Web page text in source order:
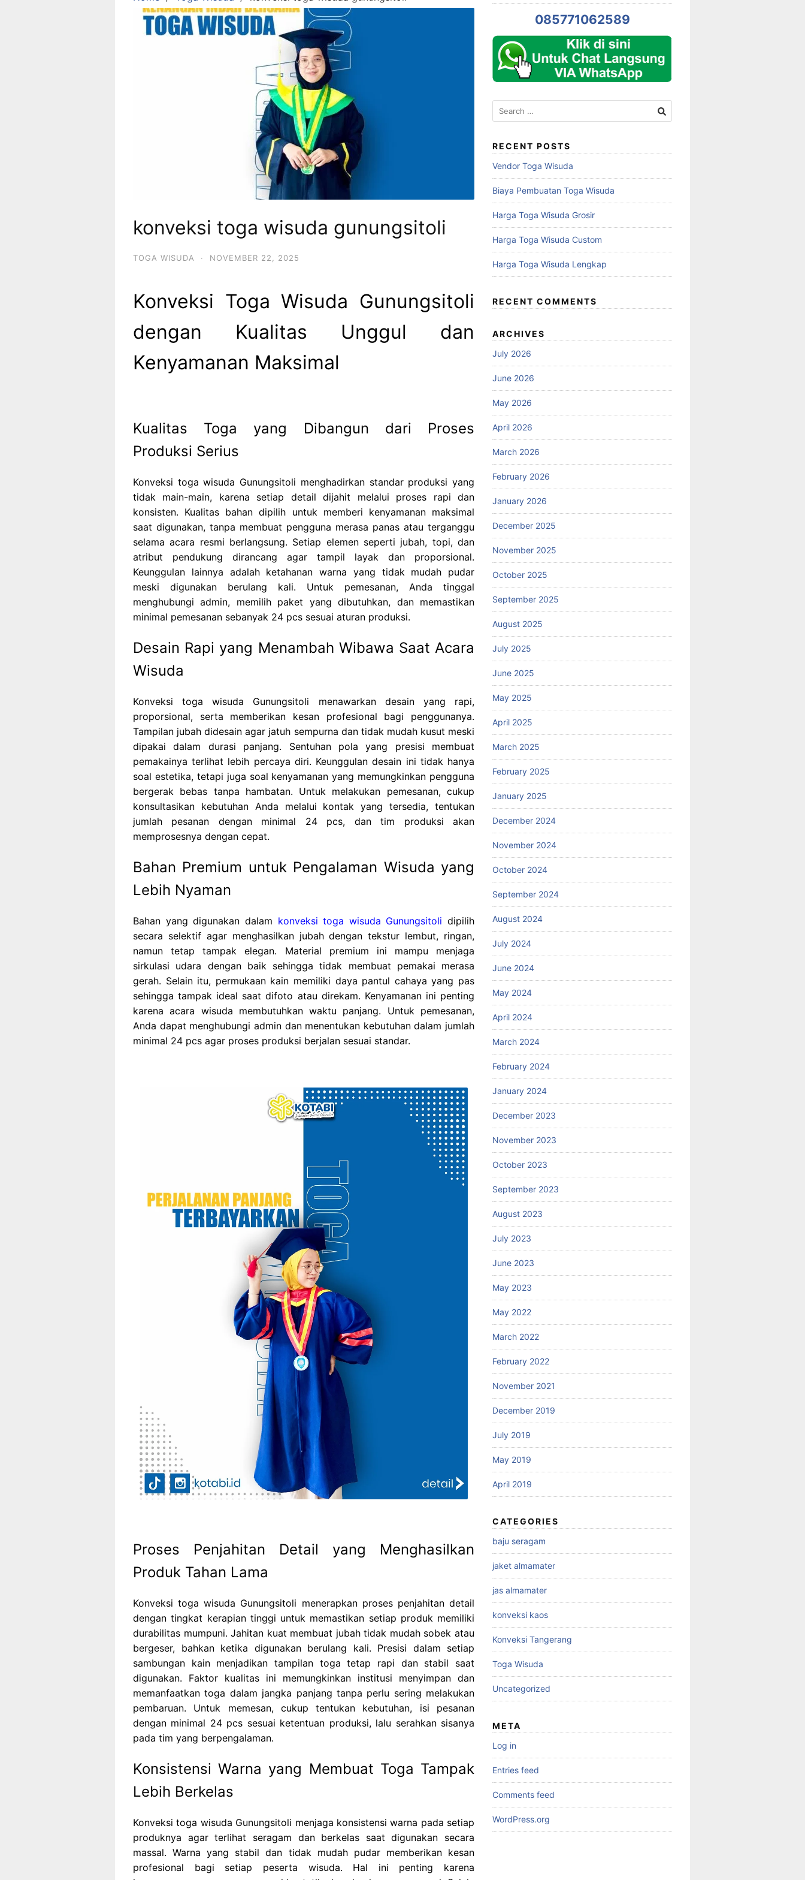
konveksi toga wisuda gunungsitoli
TOGA WISUDA · NOVEMBER 22, 2025
Konveksi Toga Wisuda Gunungsitoli
dengan Kualitas Unggul dan
Kenyamanan Maksimal
Kualitas Toga yang Dibangun dari Proses
Produksi Serius
Konveksi toga wisuda Gunungsitoli menghadirkan standar produksi yang
tidak main-main, karena setiap detail dijahit melalui proses rapi dan
konsisten. Kualitas bahan dipilih untuk memberi kenyamanan maksimal
saat digunakan, tanpa membuat pengguna merasa panas atau terganggu
selama acara resmi berlangsung. Setiap elemen seperti jubah, topi, dan
atribut pendukung dirancang agar tampil layak dan proporsional.
Keunggulan lainnya adalah ketahanan warna yang tidak mudah pudar
meski digunakan berulang kali. Untuk pemesanan, Anda tinggal
menghubungi admin, memilih paket yang dibutuhkan, dan memastikan
minimal pemesanan sebanyak 24 pcs sesuai aturan produksi.
Desain Rapi yang Menambah Wibawa Saat Acara
Wisuda
Konveksi toga wisuda Gunungsitoli menawarkan desain yang rapi,
proporsional, serta memberikan kesan profesional bagi penggunanya.
Tampilan jubah didesain agar jatuh sempurna dan tidak mudah kusut meski
dipakai dalam durasi panjang. Sentuhan pola yang presisi membuat
pemakainya terlihat lebih percaya diri. Keunggulan desain ini tidak hanya
soal estetika, tetapi juga soal kenyamanan yang memungkinkan pengguna
bergerak bebas tanpa hambatan. Untuk melakukan pemesanan, cukup
konsultasikan kebutuhan Anda melalui kontak yang tersedia, tentukan
jumlah pesanan dengan minimal 24 pcs, dan tim produksi akan
memprosesnya dengan cepat.
Bahan Premium untuk Pengalaman Wisuda yang
Lebih Nyaman
Bahan yang digunakan dalam konveksi toga wisuda Gunungsitoli dipilih
secara selektif agar menghasilkan jubah dengan tekstur lembut, ringan,
namun tetap tampak elegan. Material premium ini mampu menjaga
sirkulasi udara dengan baik sehingga tidak membuat pemakai merasa
gerah. Selain itu, permukaan kain memiliki daya pantul cahaya yang pas
sehingga tampak ideal saat difoto atau direkam. Kenyamanan ini penting
karena acara wisuda membutuhkan waktu panjang. Untuk pemesanan,
Anda dapat menghubungi admin dan menentukan kebutuhan dalam jumlah
minimal 24 pcs agar proses produksi berjalan sesuai standar.
Proses Penjahitan Detail yang Menghasilkan
Produk Tahan Lama
Konveksi toga wisuda Gunungsitoli menerapkan proses penjahitan detail
dengan tingkat kerapian tinggi untuk memastikan setiap produk memiliki
durabilitas mumpuni. Jahitan kuat membuat jubah tidak mudah sobek atau
bergeser, bahkan ketika digunakan berulang kali. Presisi dalam setiap
sambungan kain menjadikan tampilan toga tetap rapi dan stabil saat
digunakan. Faktor kualitas ini memungkinkan institusi menyimpan dan
memanfaatkan toga dalam jangka panjang tanpa perlu sering melakukan
pembaruan. Untuk memesan, cukup tentukan kebutuhan, isi pesanan
dengan minimal 24 pcs sesuai ketentuan produksi, lalu serahkan sisanya
pada tim yang berpengalaman.
Konsistensi Warna yang Membuat Toga Tampak
Lebih Berkelas
Konveksi toga wisuda Gunungsitoli menjaga konsistensi warna pada setiap
produknya agar terlihat seragam dan berkelas saat digunakan secara
massal. Warna yang stabil dan tidak mudah pudar memberikan kesan
profesional bagi setiap peserta wisuda. Hal ini penting karena
085771062589
Search
for:
RECENT POSTS
Vendor Toga Wisuda
Biaya Pembuatan Toga Wisuda
Harga Toga Wisuda Grosir
Harga Toga Wisuda Custom
Harga Toga Wisuda Lengkap
RECENT COMMENTS
ARCHIVES
July 2026
June 2026
May 2026
April 2026
March 2026
February 2026
January 2026
December 2025
November 2025
October 2025
September 2025
August 2025
July 2025
June 2025
May 2025
April 2025
March 2025
February 2025
January 2025
December 2024
November 2024
October 2024
September 2024
August 2024
July 2024
June 2024
May 2024
April 2024
March 2024
February 2024
January 2024
December 2023
November 2023
October 2023
September 2023
August 2023
July 2023
June 2023
May 2023
May 2022
March 2022
February 2022
November 2021
December 2019
July 2019
May 2019
April 2019
CATEGORIES
baju seragam
jaket almamater
jas almamater
konveksi kaos
Konveksi Tangerang
Toga Wisuda
Uncategorized
META
Log in
Entries feed
Comments feed
WordPress.org